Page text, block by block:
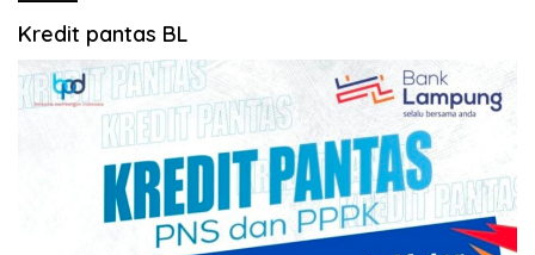
Kredit pantas BL